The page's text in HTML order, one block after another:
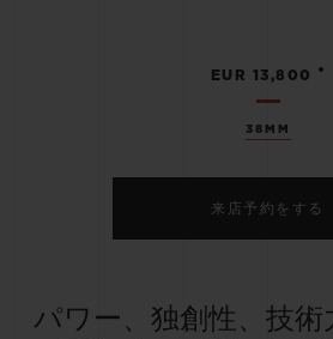
38MM
EUR 13,800 •
来店予約をする
パワー、独創性、技